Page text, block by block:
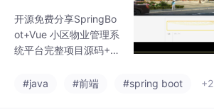
绍
目源码+SQL脚
本+接口文档【J
开源免费分享SpringBo
ot+Vue 小区物业管理系
统平台完整项目源码+S
va Web毕设】可提供说
#java #前端 #spring boot +2